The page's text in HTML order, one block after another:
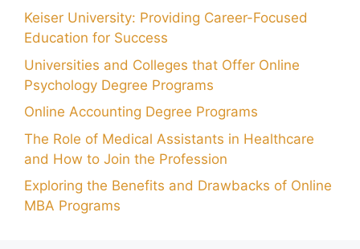
Keiser University: Providing Career-Focused
Education for Success
Universities and Colleges that Offer Online
Psychology Degree Programs
Online Accounting Degree Programs
The Role of Medical Assistants in Healthcare
and How to Join the Profession
Exploring the Benefits and Drawbacks of Online
MBA Programs